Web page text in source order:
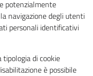
potenzialmente
navigazione degli utenti
personali identificativi
tipologia di cookie
è possibile